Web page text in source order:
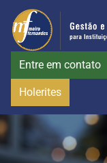
Entre em contato
Holerites